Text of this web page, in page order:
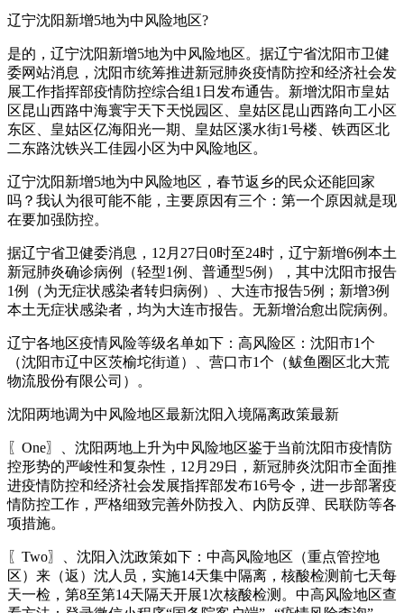
辽宁沈阳新增5地为中风险地区?
是的，辽宁沈阳新增5地为中风险地区。据辽宁省沈阳市卫健
委网站消息，沈阳市统筹推进新冠肺炎疫情防控和经济社会发
展工作指挥部疫情防控综合组1日发布通告。新增沈阳市皇姑
区昆山西路中海寰宇天下天悦园区、皇姑区昆山西路向工小区
东区、皇姑区亿海阳光一期、皇姑区溪水街1号楼、铁西区北
二东路沈铁兴工佳园小区为中风险地区。
辽宁沈阳新增5地为中风险地区，春节返乡的民众还能回家
吗？我认为很可能不能，主要原因有三个：第一个原因就是现
在要加强防控。
据辽宁省卫健委消息，12月27日0时至24时，辽宁新增6例本土
新冠肺炎确诊病例（轻型1例、普通型5例），其中沈阳市报告
1例（为无症状感染者转归病例）、大连市报告5例；新增3例
本土无症状感染者，均为大连市报告。无新增治愈出院病例。
辽宁各地区疫情风险等级名单如下：高风险区：沈阳市1个
（沈阳市辽中区茨榆坨街道）、营口市1个（鲅鱼圈区北大荒
物流股份有限公司）。
沈阳两地调为中风险地区最新沈阳入境隔离政策最新
〖One〗、沈阳两地上升为中风险地区鉴于当前沈阳市疫情防
控形势的严峻性和复杂性，12月29日，新冠肺炎沈阳市全面推
进疫情防控和经济社会发展指挥部发布16号令，进一步部署疫
情防控工作，严格细致完善外防投入、内防反弹、民联防等各
项措施。
〖Two〗、沈阳入沈政策如下：中高风险地区（重点管控地
区）来（返）沈人员，实施14天集中隔离，核酸检测前七天每
天一检，第8至第14天隔天开展1次核酸检测。中高风险地区查